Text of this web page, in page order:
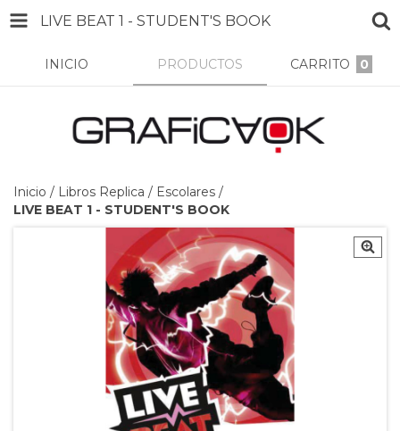
LIVE BEAT 1 - STUDENT'S BOOK
INICIO PRODUCTOS CARRITO 0
Inicio / Libros Replica / Escolares /
LIVE BEAT 1 - STUDENT'S BOOK